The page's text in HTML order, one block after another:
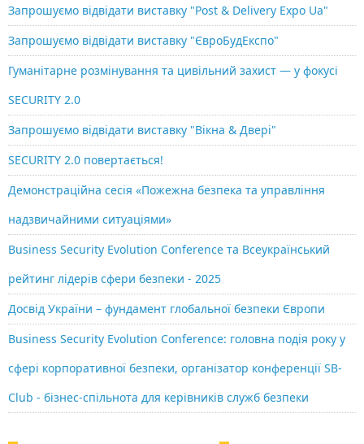
Запрошуємо відвідати виставку "Post & Delivery Expo Ua"
Запрошуємо відвідати виставку "ЄвроБудЕкспо"
Гуманітарне розмінування та цивільний захист — у фокусі
SECURITY 2.0
Запрошуємо відвідати виставку "Вікна & Двері"
SECURITY 2.0 повертається!
Демонстраційна сесія «Пожежна безпека та управління
надзвичайними ситуаціями»
Business Security Evolution Conference та Всеукраїнський
рейтинг лідерів сфери безпеки - 2025
Досвід України – фундамент глобальної безпеки Європи
Business Security Evolution Conference: головна подія року у
сфері корпоративної безпеки, організатор конференції SB-
Club - бізнес-спільнота для керівників служб безпеки